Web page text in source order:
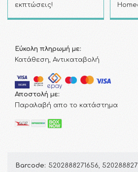
εκπτώσεις!
Εύκολη πληρωμή με:
Κατάθεση, Αντικαταβολή
Αποστολή με:
Παραλαβή απο το κατάστημα
Barcode: 5202888271656,